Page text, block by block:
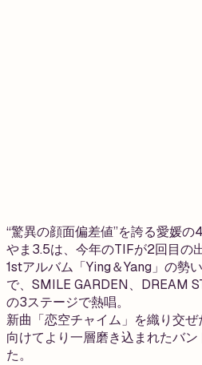
“驚異の顔面偏差値”を誇る愛媛
やま3.5は、今年のTIFが2回目の
1stアルバム「Ying＆Yang」の勢
で、SMILE GARDEN、DREAM
の3ステージで熱唱。
新曲「恋空チャイム」を織り交
向けてより一層磨き込まれたバ
た。